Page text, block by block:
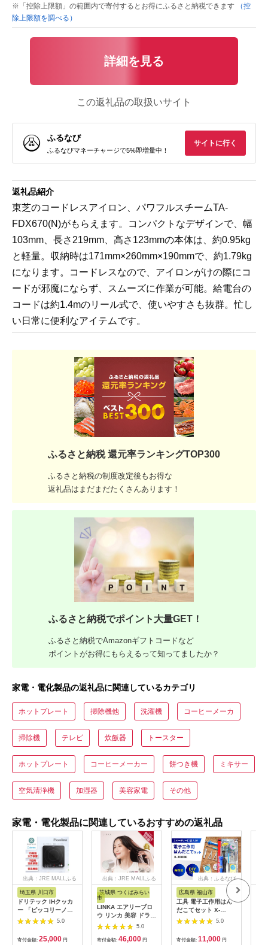
※「控除上限額」の範囲内で寄付するとお得にふるさと納税できます
（控
除上限額を調べる）
詳細を見る
この返礼品の取扱いサイト
ふるなび
ふるなびマネーチャージで5%即増量中！
サイトに行く
返礼品紹介
東芝のコードレスアイロン、パワフルスチームTA-
FDX670(N)がもらえます。コンパクトなデザインで、幅
103mm、長さ219mm、高さ123mmの本体は、約0.95kg
と軽量。収納時は171mm×260mm×190mmで、約1.79kg
になります。コードレスなので、アイロンがけの際にコ
ードが邪魔にならず、スムーズに作業が可能。給電台の
コードは約1.4mのリール式で、使いやすさも抜群。忙し
い日常に便利なアイテムです。
ふるさと納税 還元率ランキングTOP300
ふるさと納税の制度改定後もお得な
返礼品はまだまだたくさんあります！
ふるさと納税でポイント大量GET！
ふるさと納税でAmazonギフトコードなど
ポイントがお得にもらえるって知ってましたか？
家電・電化製品の返礼品に関連しているカテゴリ
ホットプレート 掃除機他 洗濯機 コーヒーメーカ
掃除機 テレビ 炊飯器 トースター
ホットプレート コーヒーメーカー 餅つき機 ミキサー
空気清浄機 加湿器 美容家電 その他
家電・電化製品に関連しているおすすめの返礼品
出典：JRE MALLふる
さと納税
埼玉県 川口市
ドリテック IHクッカ
ー 「ピッコリーノ」
ブラック DI-
217BK【1642626】
5.0
寄付金額: 25,000 円
出典：JRE MALLふる
さと納税
茨城県 つくばみらい
市
LINKA エアリーブロ
ウ リンカ 美容 ドライ
ヤー ヘアケア 髪 エス
テ ギフト ラッピング
贈呈品 プレゼント 母
5.0
寄付金額: 46,000 円
出典：ふるなび
広島県 福山市
工具 電子工作用はん
だこてセット X-
2000E[BAEG004]工
5.0
寄付金額: 11,000 円